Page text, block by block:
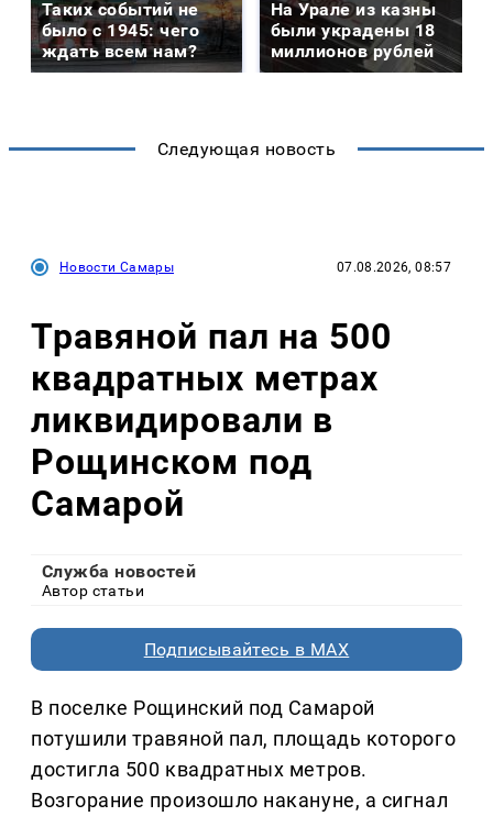
Таких событий не
было с 1945: чего
ждать всем нам?
На Урале из казны
были украдены 18
миллионов рублей
Следующая новость
Новости Самары 07.08.2026, 08:57
Травяной пал на 500
квадратных метрах
ликвидировали в
Рощинском под
Самарой
Служба новостей
Автор статьи
Подписывайтесь в MAX
В поселке Рощинский под Самарой
потушили травяной пал, площадь которого
достигла 500 квадратных метров.
Возгорание произошло накануне, а сигнал